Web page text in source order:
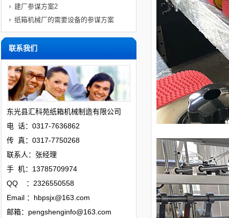
建厂参谋方案2
纸箱机械厂的需要设备的参谋方案
联系我们
东光县汇科苑纸箱机械制造有限公司
电 话：0317-7636862
传 真：0317-7750268
联系人：张经理
手 机：13785709974
QQ ：2326550558
Email ：hbpsjx@163.com
邮箱：pengshenginfo@163.com